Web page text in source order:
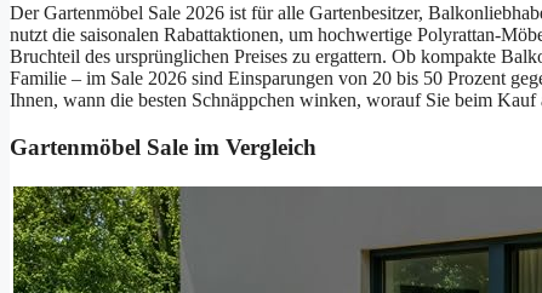
Der Gartenmöbel Sale 2026 ist für alle Gartenbesitzer,
nutzt die saisonalen Rabattaktionen, um hochwertige Polyrattan-
Bruchteil des ursprünglichen Preises zu ergattern. Ob kompakte
Familie – im Sale 2026 sind Einsparungen von 20 bis 50 Prozent
Ihnen, wann die besten Schnäppchen winken, worauf Sie beim
Gartenmöbel Sale im Vergleich